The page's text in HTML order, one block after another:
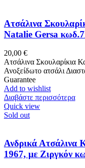
Ατσάλινα
Natalie Gersa
20,00 €
Ατσάλινα Σκουλαρίκια
Ανοξείδωτο ατσάλι
Guarantee
Add to wishlist
Διαβάστε περισσότερα
Quick view
Sold out
Ανδρικά Ατσάλινα
1967, με Ζιργκόν